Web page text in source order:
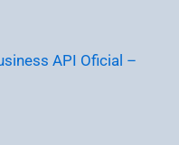
API Oficial –